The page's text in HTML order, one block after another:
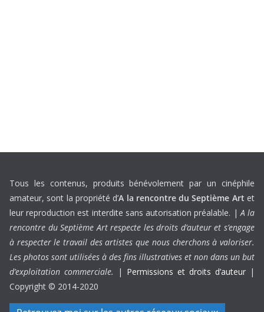
Tous les contenus, produits bénévolement par un cinéphile
amateur, sont la propriété d’A la rencontre du Septième Art et
leur reproduction est interdite sans autorisation préalable. |A la
rencontre du Septième Art respecte les droits d’auteur et s’engage
à respecter le travail des artistes que nous cherchons à valoriser.
Les photos sont utilisées à des fins illustratives et non dans un but
d’exploitation commerciale.
| Permissions et droits d’auteur |
Copyright © 2014-2020